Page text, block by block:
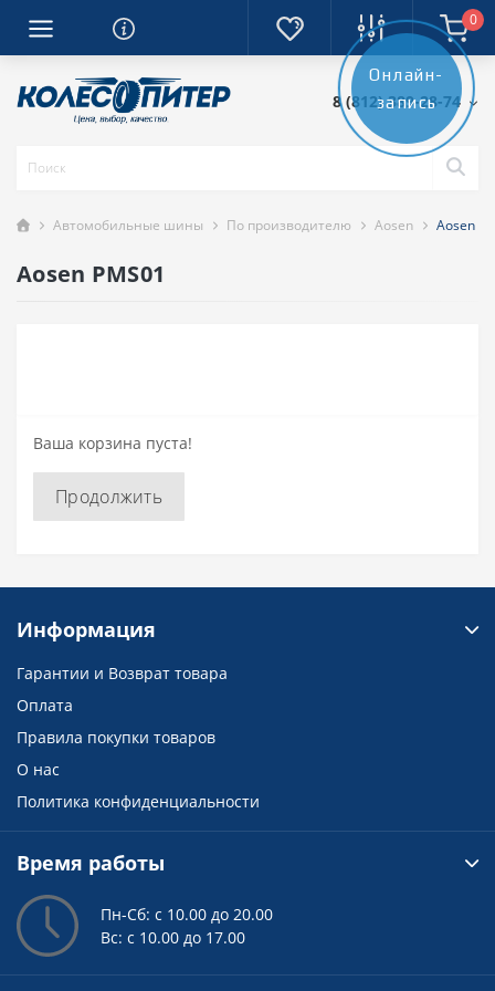
0
8 (812) 389-28-74
Автомобильные шины По производителю Aosen Aosen
Aosen PMS01
Ваша корзина пуста!
Продолжить
Онлайн-
запись
Информация
Гарантии и Возврат товара
Оплата
Правила покупки товаров
О нас
Политика конфиденциальности
Время работы
Пн-Сб: с 10.00 до 20.00
Вс: с 10.00 до 17.00